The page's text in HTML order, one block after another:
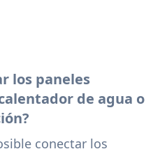
los paneles
de agua o
conectar los